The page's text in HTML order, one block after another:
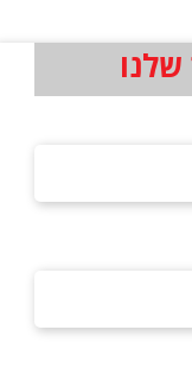
שלנו